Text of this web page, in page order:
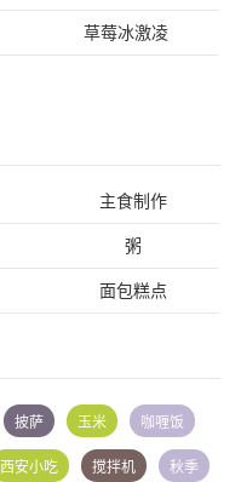
草莓冰激凌
主食制作
粥
面包糕点
披萨 玉米 咖喱饭
西安小吃 搅拌机 秋季